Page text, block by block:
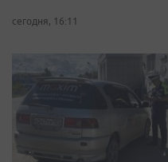
сегодня, 16:11